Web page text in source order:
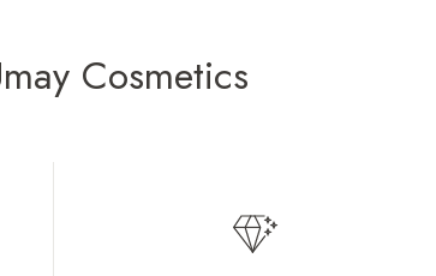
Cosmetics